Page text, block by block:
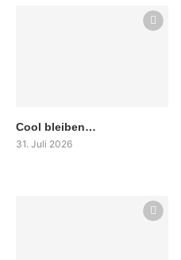
Cool bleiben…
31. Juli 2026